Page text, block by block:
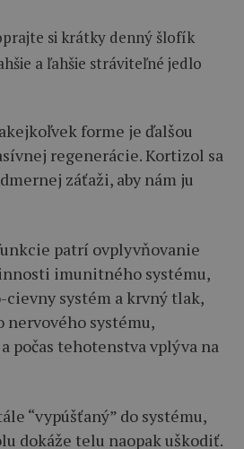
si krátky denný šlofík
a ľahšie stráviteľné jedlo
forme je ďalšou
regenerácie. Kortizol sa
záťaži, aby nám ju
patrí ovplyvňovanie
imunitného systému,
cievny systém a krvný tlak,
systému,
počas tehotenstva vplýva na
“vypúšťaný” do systému,
dokáže telu naopak uškodiť.